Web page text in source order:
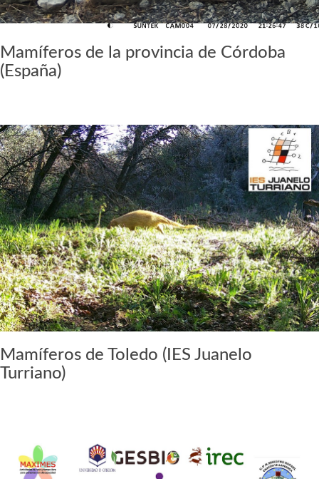
Mamíferos de la provincia de Córdoba
(España)
Mamíferos de Toledo (IES Juanelo
Turriano)